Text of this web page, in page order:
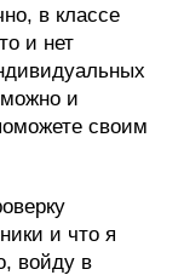
в классе
и нет
и
своим
и что я
войду в